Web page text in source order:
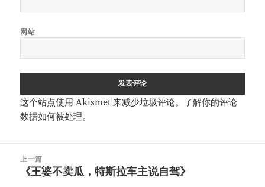
网站
这个站点使用 Akismet 来减少垃圾评论。 了解你的评论
数据如何被处理。
上一篇
上《王婆不卖瓜，特斯拉车主说自驾》